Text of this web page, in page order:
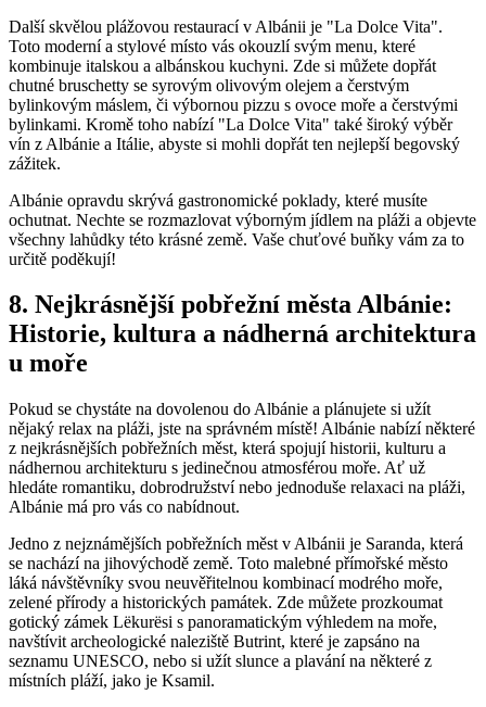
Další skvělou⁤ plážovou restaurací v Albánii je‌ "La Dolce Vita".⁤
Toto moderní a stylové místo vás okouzlí svým menu, které
kombinuje italskou a albánskou kuchyni. Zde si můžete dopřát‍
chutné ⁤bruschetty se⁤ syrovým⁣ olivovým olejem a čerstvým⁢
bylinkovým máslem, či výbornou​ pizzu s ovoce moře ⁣a čerstvými
bylinkami. Kromě ⁢toho nabízí "La​ Dolce Vita" také široký ⁢výběr
vín z⁢ Albánie a Itálie, abyste si mohli dopřát‌ ten nejlepší begovský
zážitek.
Albánie opravdu skrývá gastronomické poklady, které ⁤musíte
ochutnat. Nechte se rozmazlovat výborným ‌jídlem na pláži a objevte
všechny lahůdky této⁣ krásné země. Vaše chuťové buňky⁤ vám za to
‍určitě poděkují!
8. Nejkrásnější pobřežní ​města Albánie:
Historie, ⁣kultura a⁤ nádherná architektura
u moře
Pokud ⁢se chystáte na ‌dovolenou ‍do⁤ Albánie a ⁤plánujete ‍si užít‍
nějaký relax⁣ na ‍pláži, jste na správném místě!​ Albánie nabízí​ některé
⁢z nejkrásnějších pobřežních měst, která spojují‍ historii, kulturu a
nádhernou architekturu s jedinečnou atmosférou ⁤moře. Ať už
hledáte romantiku,⁢ dobrodružství nebo jednoduše relaxaci ‌na pláži,
Albánie ⁢má pro vás co nabídnout.
Jedno‌ z⁤ nejznámějších pobřežních⁢ měst v ⁤Albánii je Saranda, která
se nachází⁣ na⁤ jihovýchodě země. Toto malebné přímořské město​
láká návštěvníky‌ svou ⁢neuvěřitelnou kombinací modrého moře,‍
zelené přírody a historických památek. Zde můžete prozkoumat
gotický zámek Lëkurësi s panoramatickým výhledem na moře,
navštívit archeologické naleziště Butrint, které je zapsáno na
⁢seznamu​ UNESCO, nebo si užít ‌slunce a plavání na některé z
místních pláží, jako je Ksamil.